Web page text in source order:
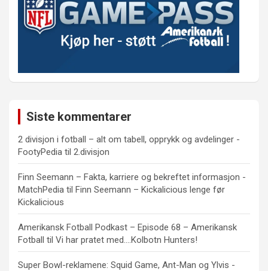
Siste kommentarer
2 divisjon i fotball – alt om tabell, opprykk og avdelinger -
FootyPedia til 2.divisjon
Finn Seemann – Fakta, karriere og bekreftet informasjon -
MatchPedia til Finn Seemann – Kickalicious lenge før
Kickalicious
Amerikansk Fotball Podkast – Episode 68 – Amerikansk
Fotball til Vi har pratet med….Kolbotn Hunters!
Super Bowl-reklamene: Squid Game, Ant-Man og Ylvis -